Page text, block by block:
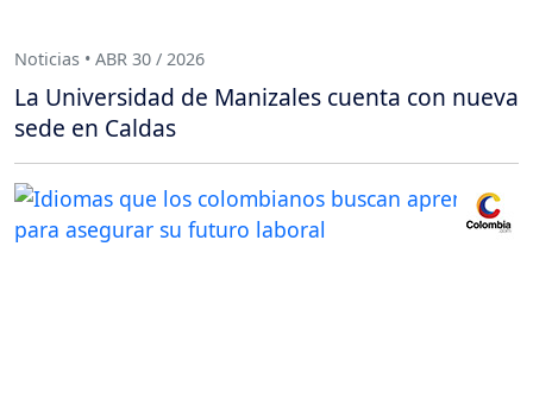
Noticias • ABR 30 / 2026
La Universidad de Manizales cuenta con nueva
sede en Caldas